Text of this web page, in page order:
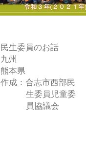
民生委員のお話
九州
熊本県
作成：合志市西部民
生委員児童委
員協議会